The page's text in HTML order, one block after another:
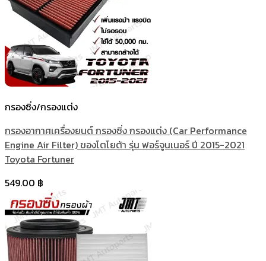
กรองซิ่ง/กรองแต่ง
กรองอากาศเครื่องยนต์ กรองซิ่ง กรองแต่ง (Car Performance
Engine Air Filter) ของโตโยต้า รุ่น ฟอร์จูนเนอร์ ปี 2015-2021
Toyota Fortuner
549.00 ฿